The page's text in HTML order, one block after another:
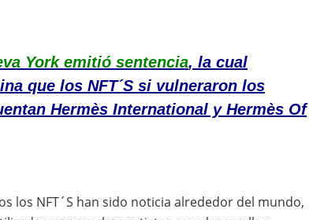
York emitió sentencia, la cual
que los NFT´S si vulneraron los
Hermès International y Hermès Of
los NFT´S han sido noticia alrededor del mundo,